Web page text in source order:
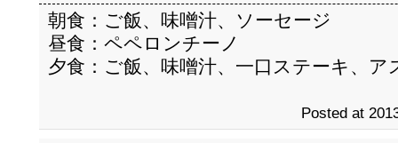
朝食：ご飯、味噌汁、ソーセージ
昼食：ペペロンチーノ
夕食：ご飯、味噌汁、一口ステーキ、ア
Posted at